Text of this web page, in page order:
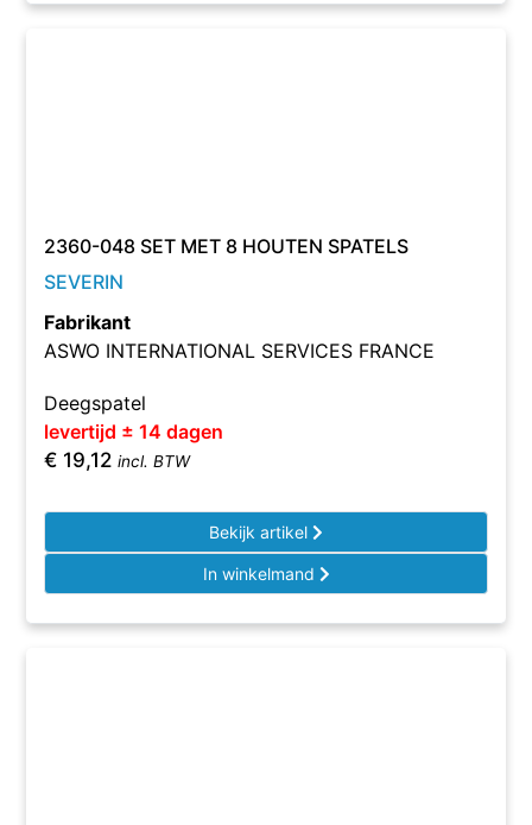
2360-048 SET MET 8 HOUTEN SPATELS
SEVERIN
Fabrikant
ASWO INTERNATIONAL SERVICES FRANCE
Deegspatel
levertijd ± 14 dagen
€ 19,12 incl. BTW
Bekijk artikel
In winkelmand